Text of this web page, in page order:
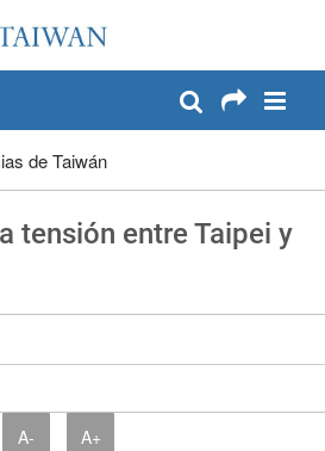
de Taiwán
tensión entre Taipei y
A- A+